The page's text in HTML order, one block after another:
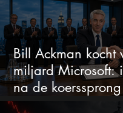
Bill Ackman kocht
miljard Microsoft:
na de
aantrekkelijk?